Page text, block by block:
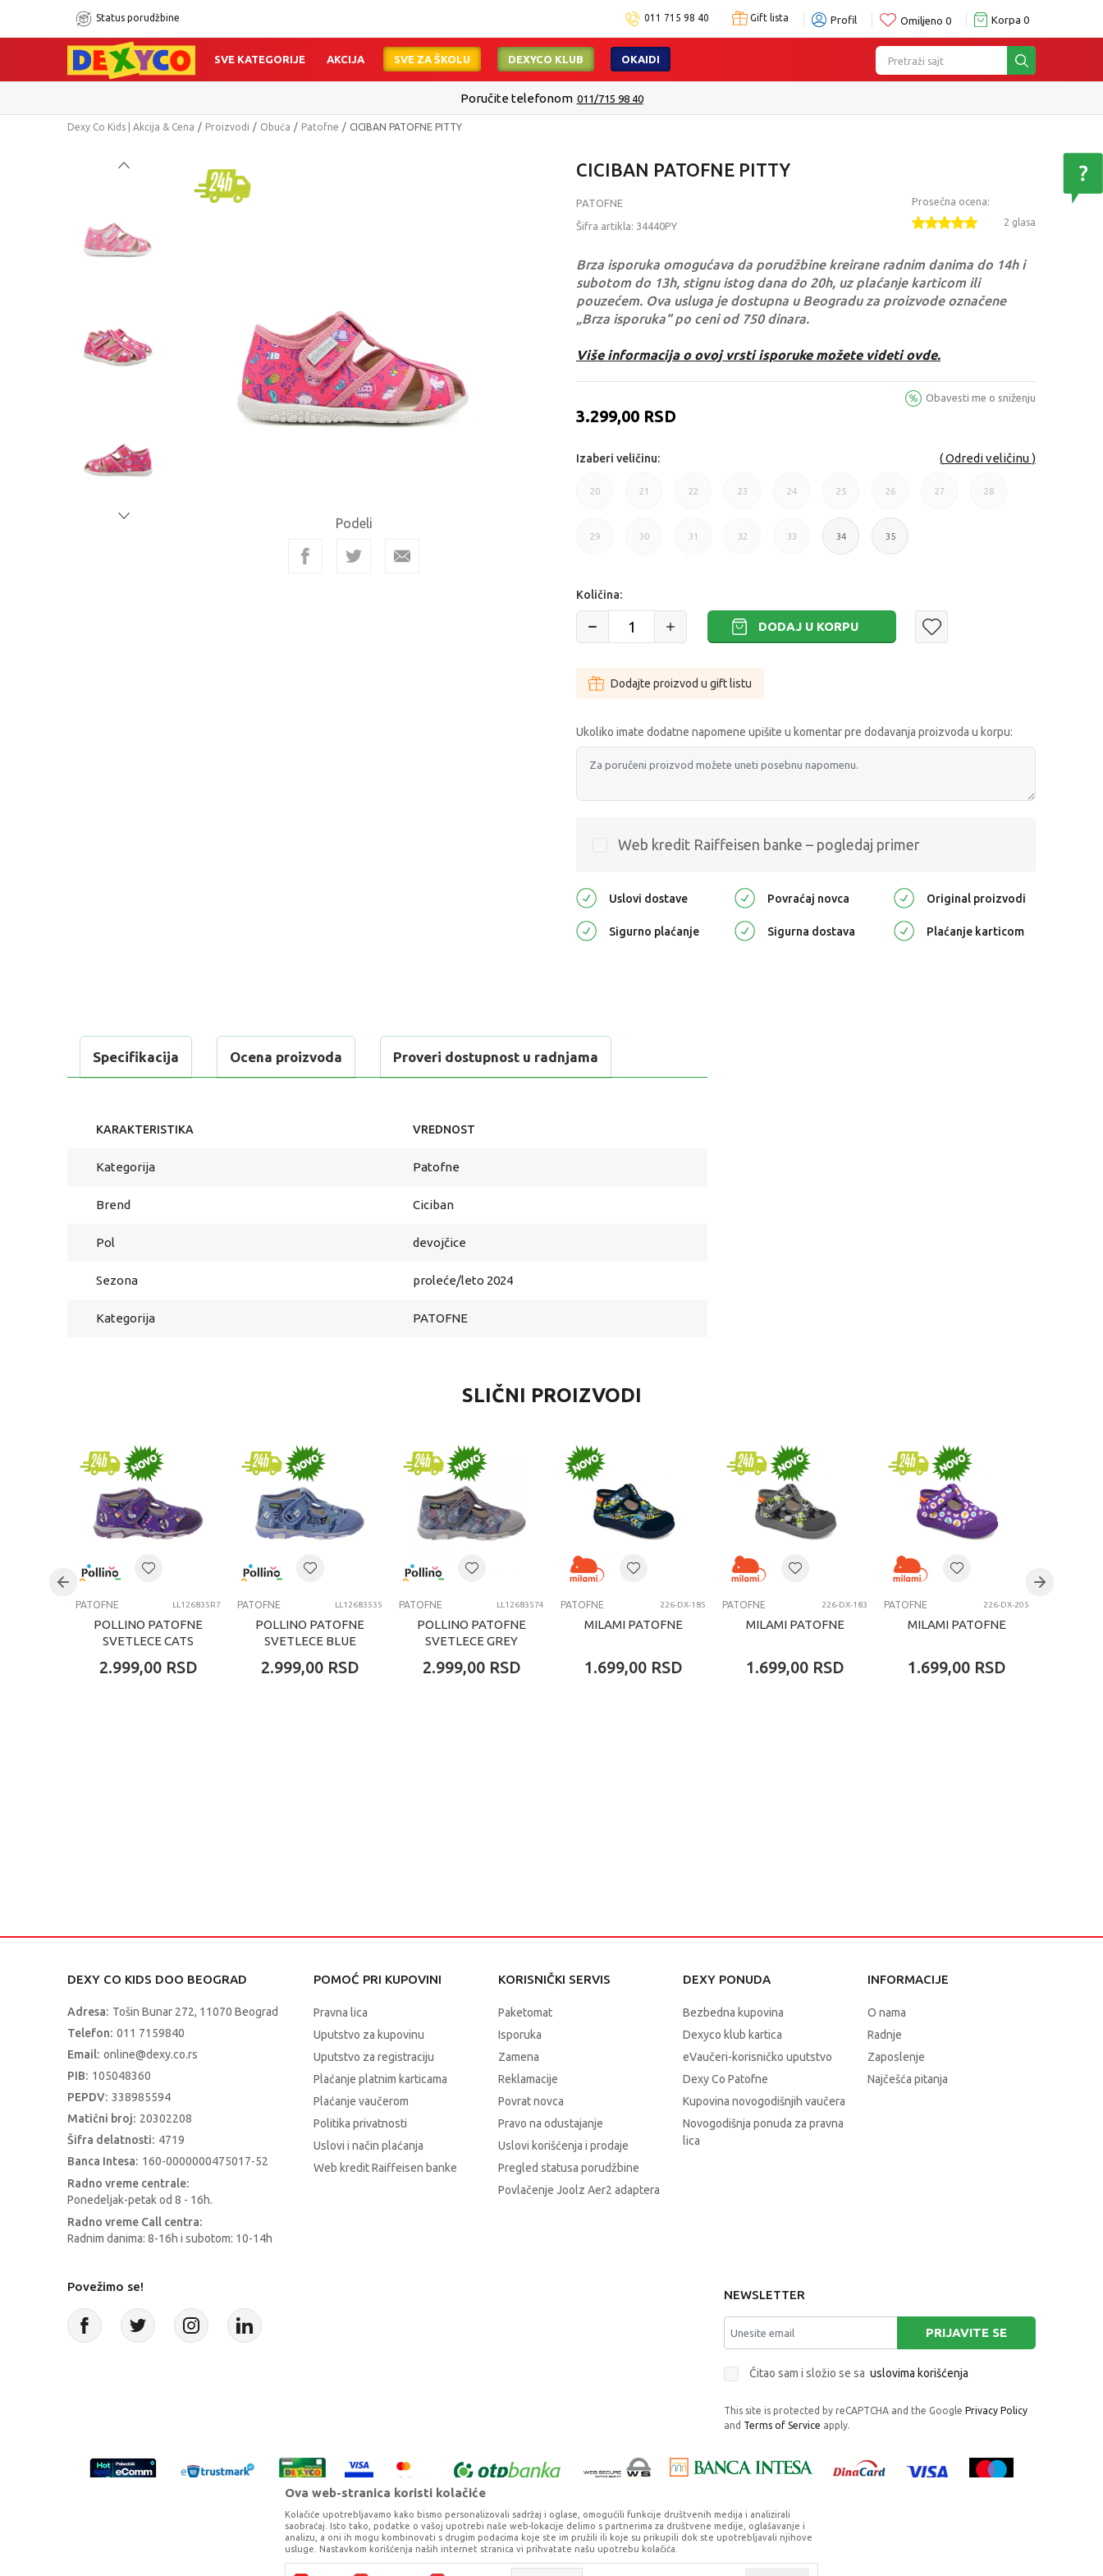
Status porudžbine 011 715 98 40 Gift lista Profil Omiljeno 0 Korpa 0
Pretraži sajt
SVE KATEGORIJE AKCIJA SVE ZA ŠKOLU DEXYCO KLUB OKAIDI
Poručite telefonom 011/715 98 40
Dexy Co Kids | Akcija & Cena Proizvodi Obuća Patofne CICIBAN PATOFNE PITTY
Podeli
CICIBAN PATOFNE PITTY
PATOFNE
Šifra artikla: 34440PY
Prosečna ocena:
2 glasa
Brza isporuka omogućava da porudžbine kreirane radnim danima do 14h i
subotom do 13h, stignu istog dana do 20h, uz plaćanje karticom ili
pouzećem. Ova usluga je dostupna u Beogradu za proizvode označene
„Brza isporuka“ po ceni od 750 dinara.
Više informacija o ovoj vrsti isporuke možete videti ovde.
3.299,00 RSD
Obavesti me o sniženju
Odredi veličinu
Izaberi veličinu:
20 21 22 23 24 25 26 27 28
29
30 31 32 33 34 35
Količina:
DODAJ U KORPU
Dodajte proizvod u gift listu
Ukoliko imate dodatne napomene upišite u komentar pre dodavanja proizvoda u korpu:
Web kredit Raiffeisen banke – pogledaj primer
Uslovi dostave Povraćaj novca Original proizvodi
Sigurno plaćanje Sigurna dostava Plaćanje karticom
Specifikacija Ocena proizvoda Proveri dostupnost u radnjama
KARAKTERISTIKA VREDNOST
Kategorija Patofne
Brend Ciciban
Pol devojčice
Sezona proleće/leto 2024
Kategorija PATOFNE
SLIČNI PROIZVODI
PATOFNE LL126835R7
POLLINO PATOFNE
SVETLECE CATS
2.999,00 RSD
PATOFNE LL12683535
POLLINO PATOFNE
SVETLECE BLUE
2.999,00 RSD
PATOFNE LL12683574
POLLINO PATOFNE
SVETLECE GREY
2.999,00 RSD
PATOFNE 226-DX-185
MILAMI PATOFNE
1.699,00 RSD
PATOFNE 226-DX-183
MILAMI PATOFNE
1.699,00 RSD
PATOFNE 226-DX-205
MILAMI PATOFNE
1.699,00 RSD
DEXY CO KIDS DOO BEOGRAD
Adresa: Tošin Bunar 272, 11070 Beograd
Telefon: 011 7159840
Email: online@dexy.co.rs
PIB: 105048360
PEPDV: 338985594
Matični broj: 20302208
Šifra delatnosti: 4719
Banca Intesa: 160-0000000475017-52
Radno vreme centrale:
Ponedeljak-petak od 8 - 16h.
Radno vreme Call centra:
Radnim danima: 8-16h i subotom: 10-14h
POMOĆ PRI KUPOVINI
Pravna lica
Uputstvo za kupovinu
Uputstvo za registraciju
Plaćanje platnim karticama
Plaćanje vaučerom
Politika privatnosti
Uslovi i način plaćanja
Web kredit Raiffeisen banke
KORISNIČKI SERVIS
Paketomat
Isporuka
Zamena
Reklamacije
Povrat novca
Pravo na odustajanje
Uslovi korišćenja i prodaje
Pregled statusa porudžbine
Povlačenje Joolz Aer2 adaptera
DEXY PONUDA
Bezbedna kupovina
Dexyco klub kartica
eVaučeri-korisničko uputstvo
Dexy Co Patofne
Kupovina novogodišnjih vaučera
Novogodišnja ponuda za pravna
lica
INFORMACIJE
O nama
Radnje
Zaposlenje
Najčešća pitanja
Povežimo se!
NEWSLETTER
PRIJAVITE SE
Čitao sam i složio se sa uslovima korišćenja
This site is protected by reCAPTCHA and the Google Privacy Policy
and Terms of Service apply.
Proizvode na sajtu nastojimo da opišemo što je preciznije moguće, ali ne možemo garantovati da su svi podaci i fotografije, navedeni u okrviru proizvoda, u
potpunosti kompletni i bez grešaka. Svi artikli prikazani na sajtu su deo naše ponude, ali ne podrazumeva da su dostupni u svakom trenutku.
Ova web-stranica koristi kolačiće
Kolačiće upotrebljavamo kako bismo personalizovali sadržaj i oglase, omogućili funkcije društvenih medija i analizirali
saobraćaj. Isto tako, podatke o vašoj upotrebi naše web-lokacije delimo s partnerima za društvene medije, oglašavanje i
analizu, a oni ih mogu kombinovati s drugim podacima koje ste im pružili ili koje su prikupili dok ste upotrebljavali njihove
usluge. Nastavkom korišćenja naših internet stranica vi prihvatate našu upotrebu kolačića.